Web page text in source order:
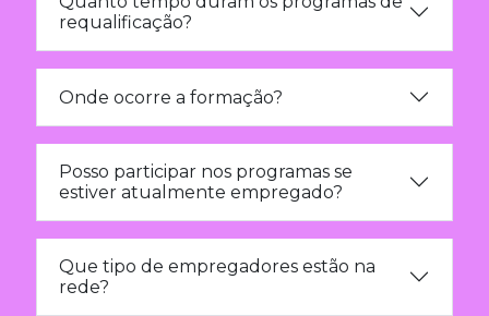
requalificação?
Onde ocorre a formação?
Posso participar nos programas se
estiver atualmente empregado?
Que tipo de empregadores estão na
rede?